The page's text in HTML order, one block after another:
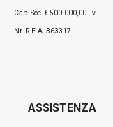
Cap. Soc. € 500.000,00 i.v.
Nr. R.E.A. 363317
ASSISTENZA